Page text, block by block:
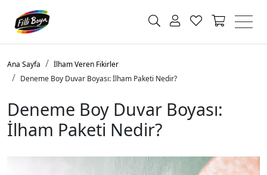
Ana Sayfa
İlham Veren Fikirler
Deneme Boy Duvar Boyası: İlham Paketi Nedir?
Deneme Boy Duvar Boyası:
İlham Paketi Nedir?